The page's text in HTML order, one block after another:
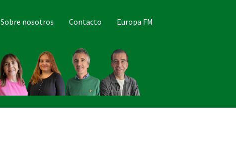
Sobre nosotros Contacto Europa FM